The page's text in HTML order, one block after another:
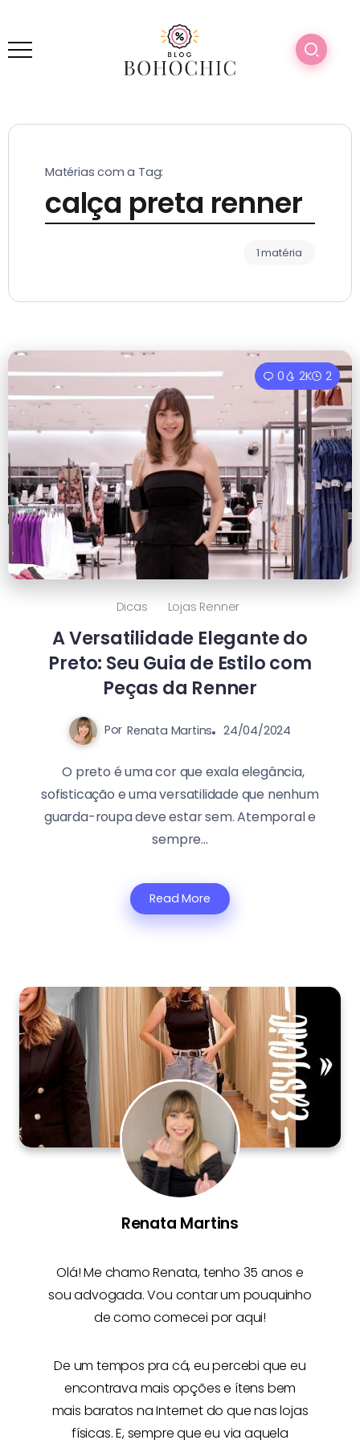
Matérias com a Tag:
calça preta renner
1 matéria
0 2K 2
Dicas Lojas Renner
A Versatilidade Elegante do
Preto: Seu Guia de Estilo com
Peças da Renner
Por Renata Martins 24/04/2024
O preto é uma cor que exala elegância,
sofisticação e uma versatilidade que nenhum
guarda-roupa deve estar sem. Atemporal e
sempre...
Read More
Renata Martins
Olá! Me chamoRenata, tenho 35 anos e
sou advogada. Vou contar um pouquinho
de como comecei por aqui!
De um tempos pra cá, eu percebi que eu
encontrava mais opções e ítens bem
mais baratos na Internetdo que nas lojas
físicas. E, sempre que eu via aquela